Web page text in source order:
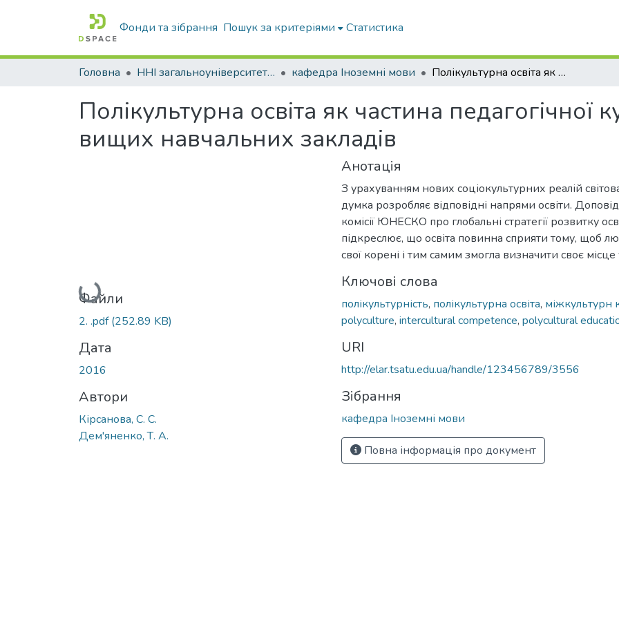
Фонди та зібрання Пошук за критеріями Статистика
Головна ННІ загальноуніверситетської підготовки кафедра Іноземні мови Полікультурна освіта як частина педагогічної культури викладачів вищих навчальних закладів
Полікультурна освіта як частина педагогічної
вищих навчальних закладів
Вантажиться...
Файли
2. .pdf(252.89 KB)
Дата
2016
Автори
Кірсанова, С. С.
Дем'яненко, Т. А.
Анотація
З урахуванням нових соціокультурних реалій
думка розробляє відповідні напрями освіти.
комісії ЮНЕСКО про глобальні стратегії розвитку
підкреслює, що освіта повинна сприяти тому, щоб
свої корені і тим самим змогла визначити своє місце
Ключові слова
полікультурність, полікультурна освіта, міжкультурн
polyculture, intercultural competence, polycultural
URI
http://elar.tsatu.edu.ua/handle/123456789/3556
Зібрання
кафедра Іноземні мови
Повна інформація про документ